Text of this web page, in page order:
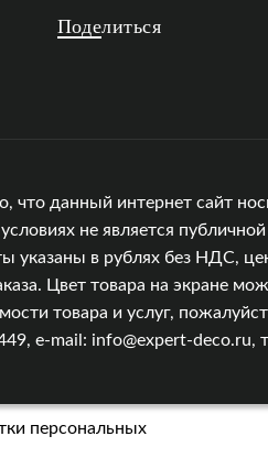
Поделиться
что данный интернет сайт
не является
указаны в рублях без НДС,
Цвет товара на экране
товара и услуг,
e-mail: info@expert-deco.ru,
персональных